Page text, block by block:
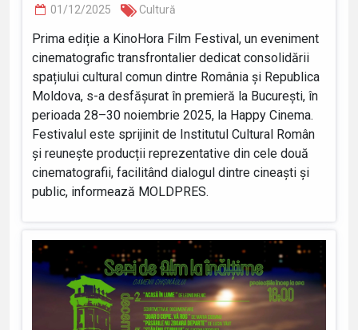
01/12/2025 Cultură
Prima ediție a KinoHora Film Festival, un eveniment
cinematografic transfrontalier dedicat consolidării
spațiului cultural comun dintre România și Republica
Moldova, s-a desfășurat în premieră la București, în
perioada 28–30 noiembrie 2025, la Happy Cinema.
Festivalul este sprijinit de Institutul Cultural Român
și reunește producții reprezentative din cele două
cinematografii, facilitând dialogul dintre cineaști și
public, informează MOLDPRES.